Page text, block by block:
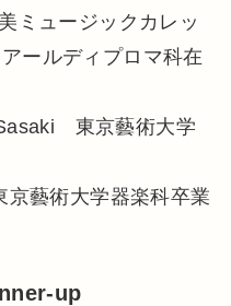
ュージックカレッ
ールディプロマ科在
東京藝術大学
藝術大学器楽科卒業
up